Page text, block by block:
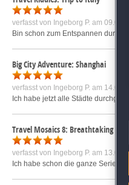
verfasst von Ingeborg P. am
Bin schon zum Entspannen durch
Big City Adventure: Shanghai
verfasst von Ingeborg P. am
Ich habe jetzt alle Städte
Travel Mosaics 8: Breathtaking Seoul
verfasst von Ingeborg P. am
Ich habe schon die ganze Serie